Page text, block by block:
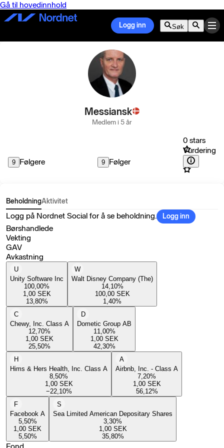
Gå til hovedinnhold
Logg inn Søk
Messiansk
Medlem i 5 år
9 Følgere 9 Følger
0 stars
Vurdering
BeholdningAktivitet
Logg på Nordnet Social for å se beholdning. Logg inn
Børshandlede
Vekting
GAV
Avkastning
U
Unity Software Inc
100,00%
1,00 SEK
13,80%
W
Walt Disney Company (The)
14,10%
100,00 SEK
1,40%
C
Chewy, Inc. Class A
12,70%
1,00 SEK
25,50%
D
Dometic Group AB
11,00%
1,00 SEK
42,30%
H
Hims & Hers Health, Inc. Class A
8,50%
1,00 SEK
−22,10%
A
Airbnb, Inc. - Class A
7,20%
1,00 SEK
56,12%
F
Facebook A
5,50%
1,00 SEK
5,50%
S
Sea Limited American Depositary Shares
3,30%
1,00 SEK
35,80%